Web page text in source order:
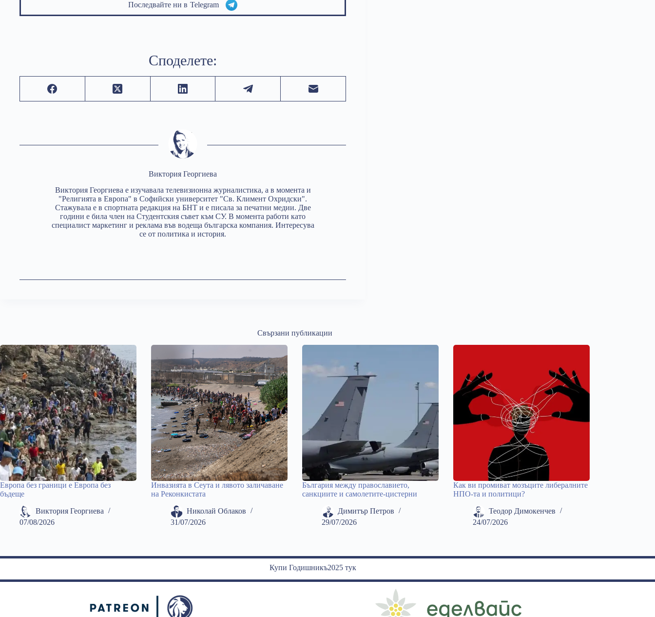
Последвайте ни в Telegram
Споделете:
Виктория Георгиева
Виктория Георгиева е изучавала телевизионна журналистика, а в момента и
"Религията в Европа" в Софийски университет "Св. Климент Охридски".
Стажувала е в спортната редакция на БНТ и е писала за печатни медии. Две
години е била член на Студентския съвет към СУ. В момента работи като
специалист маркетинг и реклама във водеща българска компания. Интересува
се от политика и история.
Свързани публикации
Европа без граници е Европа без
бъдеще
Виктория Георгиева
07/08/2026
Инвазията в Сеута и лявото заличаване
на Реконкистата
Николай Облаков
31/07/2026
България между православието,
санкциите и самолетите-цистерни
Димитър Петров
29/07/2026
Как ви промиват мозъците либералните
НПО-та и политици?
Теодор Димокенчев
24/07/2026
Купи Годишникъ2025 тук